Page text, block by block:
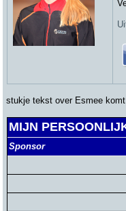
stukje tekst over Esmee
MIJN
Sponsor